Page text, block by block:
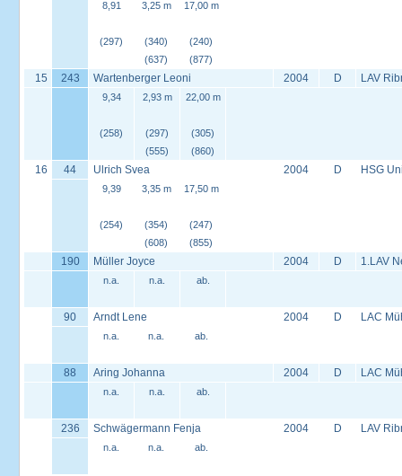
8,91
(297)
3,25 m
(340)
(637)
17,00 m
(240)
(877)
15 243 Wartenberger Leoni 2004 D LAV
9,34
(258)
2,93 m
(297)
(555)
22,00 m
(305)
(860)
16 44 Ulrich Svea 2004 D HSG
9,39
(254)
3,35 m
(354)
(608)
17,50 m
(247)
(855)
190 Müller Joyce 2004 D 1.LAV
n.a. n.a. ab.
90 Arndt Lene 2004 D LAC
n.a. n.a. ab.
88 Aring Johanna 2004 D LAC
n.a. n.a. ab.
236 Schwägermann Fenja 2004 D LAV
n.a. n.a. ab.